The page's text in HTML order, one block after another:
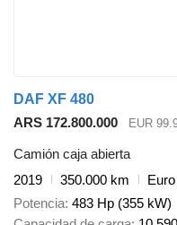
DAF XF 480
ARS 172.800.000
EUR
Camión caja abierta
2019
350.000 km
Potencia 483 Hp (355 kW)